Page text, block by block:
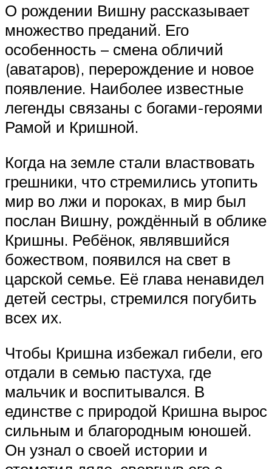
О рождении Вишну рассказывает
множество преданий. Его
особенность – смена обличий
(аватаров), перерождение и новое
появление. Наиболее известные
легенды связаны с богами-героями
Рамой и Кришной.
Когда на земле стали властвовать
грешники, что стремились утопить
мир во лжи и пороках, в мир был
послан Вишну, рождённый в облике
Кришны. Ребёнок, являвшийся
божеством, появился на свет в
царской семье. Её глава ненавидел
детей сестры, стремился погубить
всех их.
Чтобы Кришна избежал гибели, его
отдали в семью пастуха, где
мальчик и воспитывался. В
единстве с природой Кришна вырос
сильным и благородным юношей.
Он узнал о своей истории и